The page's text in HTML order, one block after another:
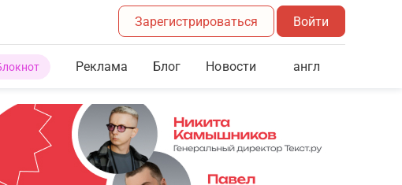
Зарегистрироваться Войти
Реклама Блог Новости англ